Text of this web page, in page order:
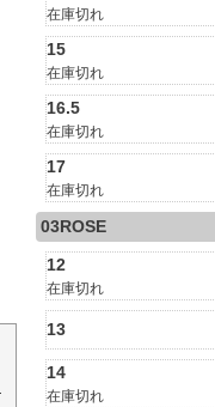
在庫切れ
15
在庫切れ
16.5
在庫切れ
17
在庫切れ
03ROSE
12
在庫切れ
13
14
在庫切れ